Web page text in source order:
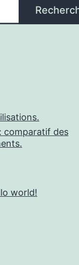
comparatif des
world!